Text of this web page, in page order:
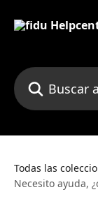
Buscar
Todas las
Necesito ayuda,